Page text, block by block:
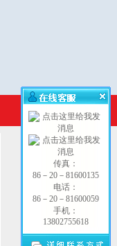
传真：
86－20－81600135
电话：
86－20－81600059
手机：
13802755618